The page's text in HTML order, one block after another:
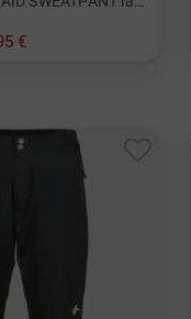
€